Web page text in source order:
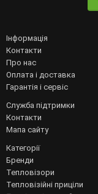
Інформація
Контакти
Про нас
Оплата і доставка
Гарантія і сервіс
Служба підтримки
Контакти
Мапа сайту
Категорії
Бренди
Тепловізори
Тепловізійні приціли